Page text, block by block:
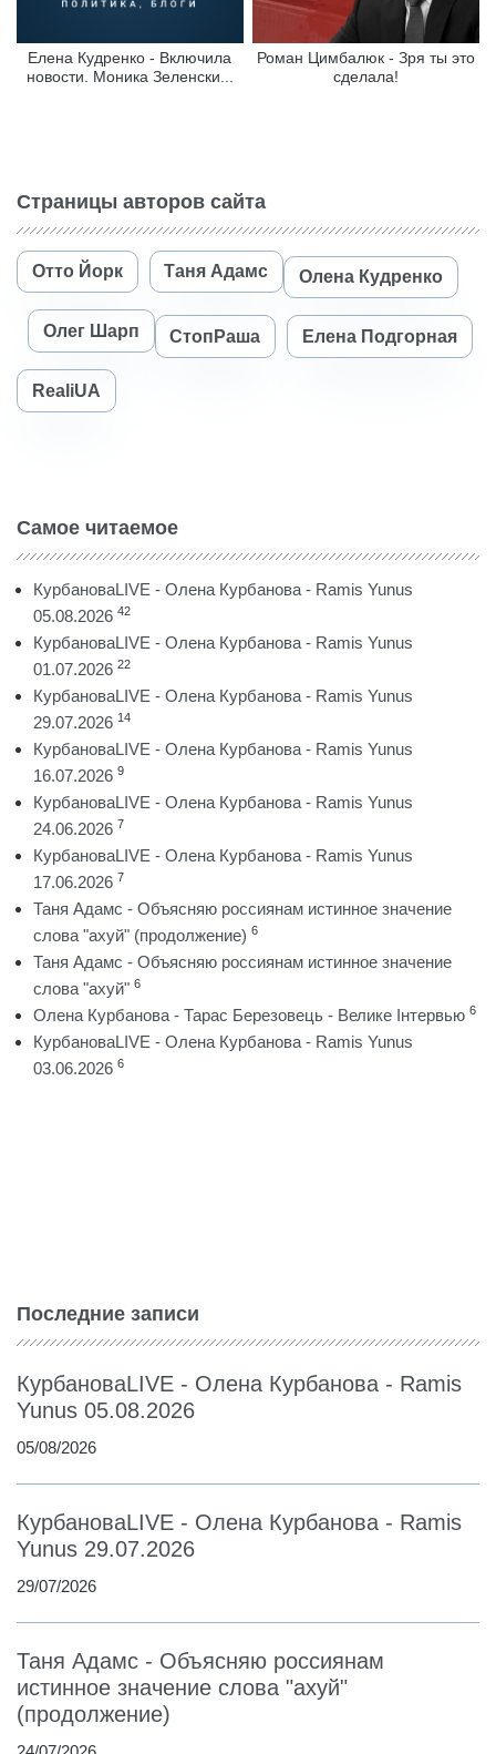
Елена Кудренко - Включила
новости. Моника Зеленски...
Роман Цимбалюк - Зря ты это
сделала!
Страницы авторов сайта
Отто Йорк Таня Адамс Олена Кудренко
Олег Шарп СтопРаша Елена Подгорная
RealiUA
Самое читаемое
КурбановаLIVE - Олена Курбанова - Ramis Yunus
05.08.2026 42
КурбановаLIVE - Олена Курбанова - Ramis Yunus
01.07.2026 22
КурбановаLIVE - Олена Курбанова - Ramis Yunus
29.07.2026 14
КурбановаLIVE - Олена Курбанова - Ramis Yunus
16.07.2026 9
КурбановаLIVE - Олена Курбанова - Ramis Yunus
24.06.2026 7
КурбановаLIVE - Олена Курбанова - Ramis Yunus
17.06.2026 7
Таня Адамс - Объясняю россиянам истинное значение
слова "ахуй" (продолжение) 6
Таня Адамс - Объясняю россиянам истинное значение
слова "ахуй" 6
Олена Курбанова - Тарас Березовець - Велике Інтервью 6
КурбановаLIVE - Олена Курбанова - Ramis Yunus
03.06.2026 6
Последние записи
КурбановаLIVE - Олена Курбанова - Ramis
Yunus 05.08.2026
05/08/2026
КурбановаLIVE - Олена Курбанова - Ramis
Yunus 29.07.2026
29/07/2026
Таня Адамс - Объясняю россиянам
истинное значение слова "ахуй"
(продолжение)